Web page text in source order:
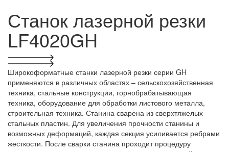
Станок лазерной резки
LF4020GH
Широкоформатные станки лазерной резки серии GH
применяются в различных областях – сельскохозяйственная
техника, стальные конструкции, горнобрабатывающая
техника, оборудование для обработки листового металла,
строительная техника. Станина сварена из сверхтяжелых
стальных пластин. Для увеличения прочности станины и
возможных деформаций, каждая секция усиливается ребрами
жесткости. После сварки станина проходит процедуру